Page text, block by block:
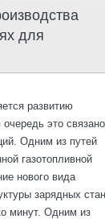
для
развитию
это
Одним из путей
газотопливной
нового вида
зарядных
минут. Одним из